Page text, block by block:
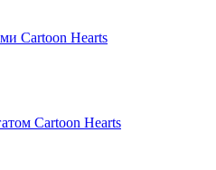
Cartoon Hearts
Cartoon Hearts